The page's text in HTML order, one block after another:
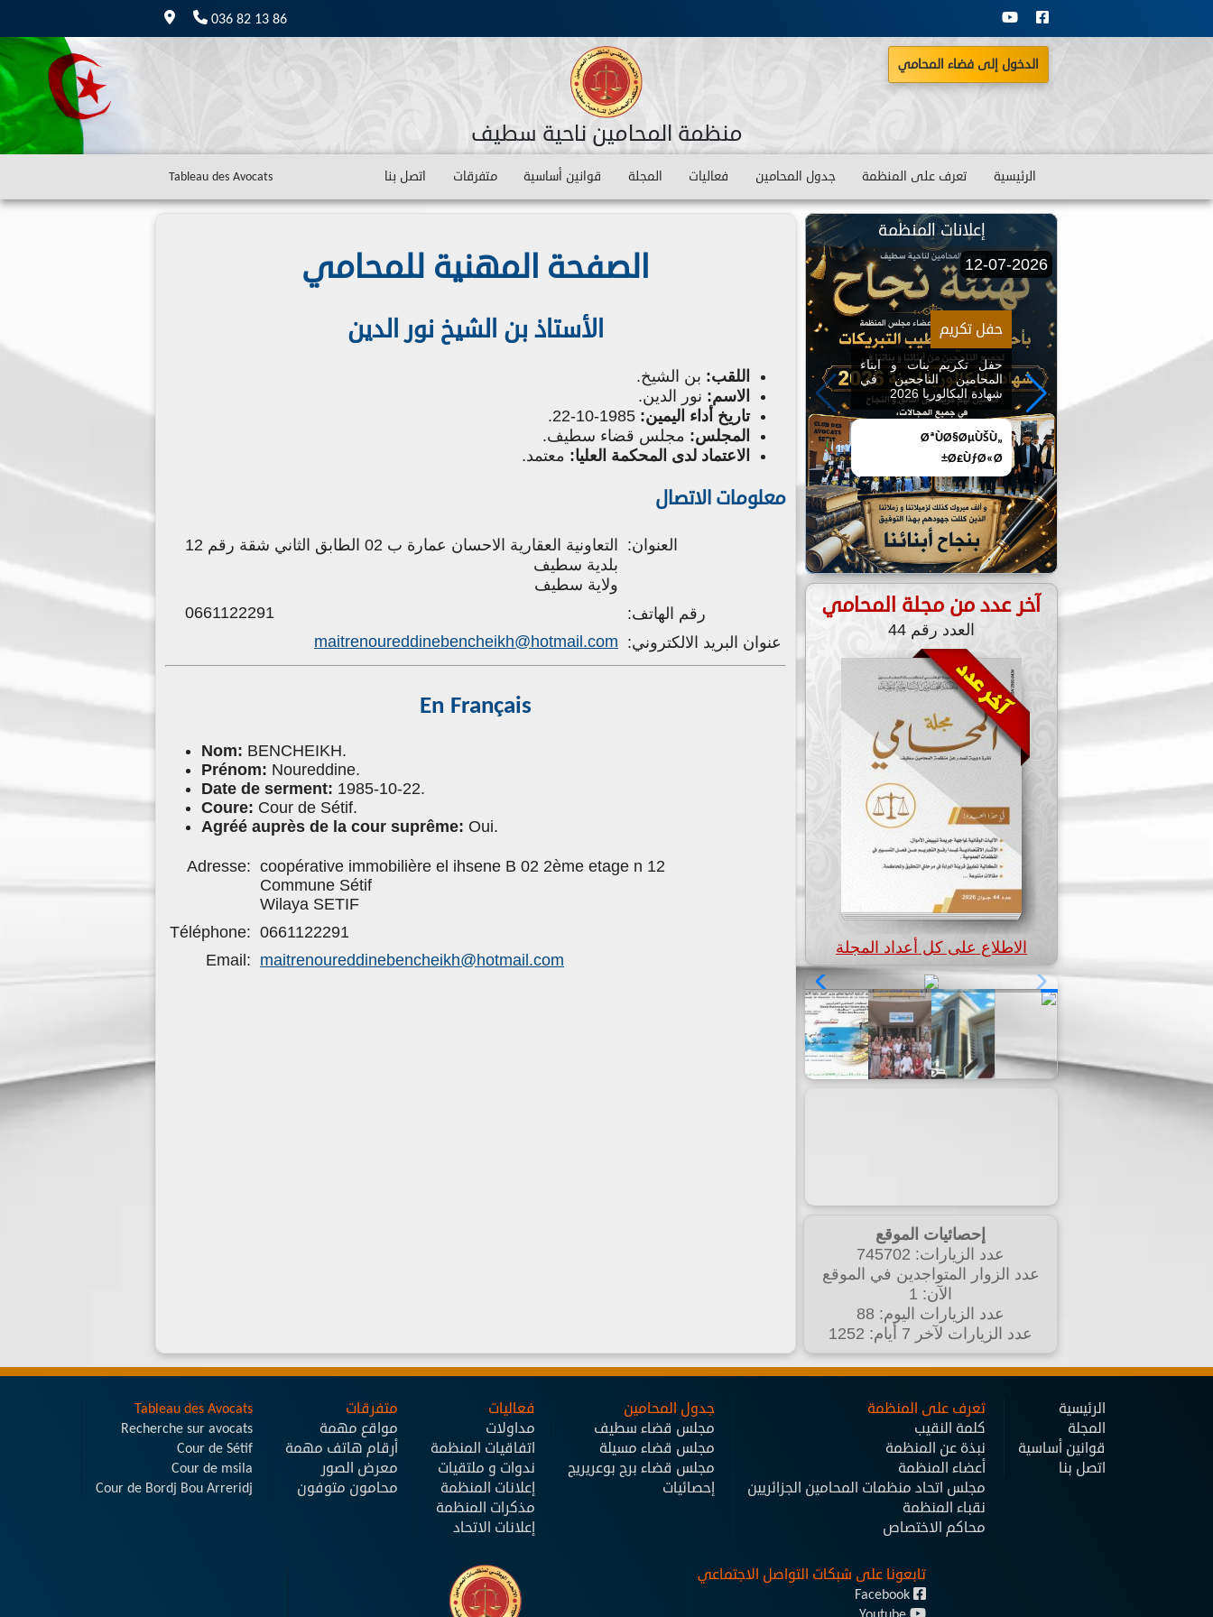
036 82 13 86
منظمة المحامين ناحية سطيف
الدخول إلى فضاء المحامي
الرئيسية تعرف على المنظمة جدول المحامين فعاليات المجلة قوانين أساسية متفرقات اتصل بنا Tableau des Avocats
الصفحة المهنية للمحامي
الأستاذ بن الشيخ نور الدين
اللقب: بن الشيخ.
الاسم: نور الدين.
تاريخ أداء اليمين:
المجلس: مجلس قضاء سطيف.
الاعتماد لدى المحكمة العليا: معتمد.
معلومات الاتصال
العنوان:
التعاونية العقارية الاحسان عمارة ب 02 الطابق الثاني شقة رقم 12
بلدية سطيف
ولاية سطيف
رقم الهاتف:
0661122291
عنوان البريد الالكتروني: maitrenoureddinebencheikh@hotmail.com
En Français
Nom: BENCHEIKH.
Prénom: Noureddine.
Date de serment: 1985-10-22.
Coure: Cour de Sétif.
Agréé auprès de la cour suprême: Oui.
Adresse: coopérative immobilière el ihsene B 02 2ème etage n 12
Commune Sétif
Wilaya SETIF
Téléphone: 0661122291
Email: maitrenoureddinebencheikh@hotmail.com
إعلانات المنظمة
12-07-2026
حفل تكريم
حفل تكريم بنات و ابناء
المحامين الناجحين في
شهادة البكالوريا 2026
لمجلة
آخر عدد من مجلة المحامي
العدد رقم 44
الاطلاع على كل أعداد المجلة
إحصائيات الموقع
عدد الزيارات: 745702
عدد الزوار المتواجدين في الموقع
الآن: 1
عدد الزيارات اليوم: 88
عدد الزيارات لآخر 7 أيام: 1252
الرئيسية
المجلة
قوانين أساسية
اتصل بنا
تعرف على المنظمة
كلمة النقيب
نبذة عن المنظمة
أعضاء المنظمة
مجلس اتحاد منظمات المحامين الجزائريين
نقباء المنظمة
محاكم الاختصاص
جدول المحامين
مجلس قضاء سطيف
مجلس قضاء مسيلة
مجلس قضاء برج بوعريريج
إحصائيات
فعاليات
مداولات
اتفاقيات المنظمة
ندوات و ملتقيات
إعلانات المنظمة
مذكرات المنظمة
إعلانات الاتحاد
متفرقات
مواقع مهمة
أرقام هاتف مهمة
معرض الصور
محامون متوفون
Tableau des Avocats
Recherche sur avocats
Cour de Sétif
Cour de msila
Cour de Bordj Bou Arreridj
تابعونا على شبكات التواصل الاجتماعي
Facebook